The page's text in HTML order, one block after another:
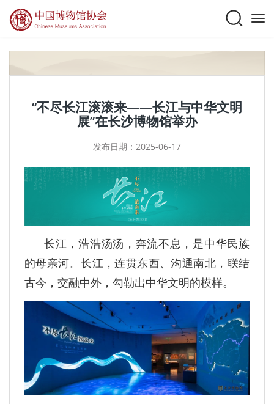
“不尽长江滚滚来——长江与中华文明
展”在长沙博物馆举办
发布日期：2025-06-17
长江，浩浩汤汤，奔流不息，是中华民族
的母亲河。长江，连贯东西、沟通南北，联结
古今，交融中外，勾勒出中华文明的模样。